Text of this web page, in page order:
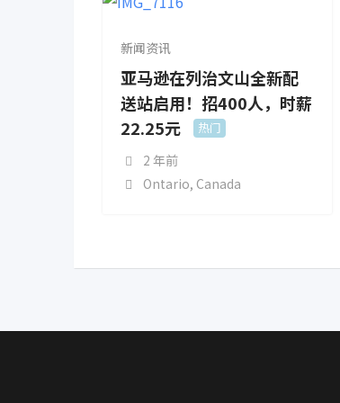
新闻资讯
亚马逊在列治文山全新配
送站启用！招400人，时薪
22.25元
热门
2 年前
Ontario, Canada